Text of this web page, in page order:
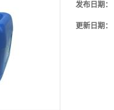
发布日期：
更新日期：